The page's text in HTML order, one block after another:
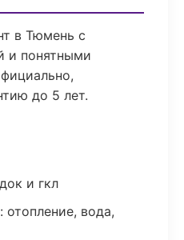
в Тюмень с
и понятными
до 5 лет.
и гкл
вода,